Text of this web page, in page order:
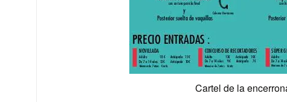
Cartel de la